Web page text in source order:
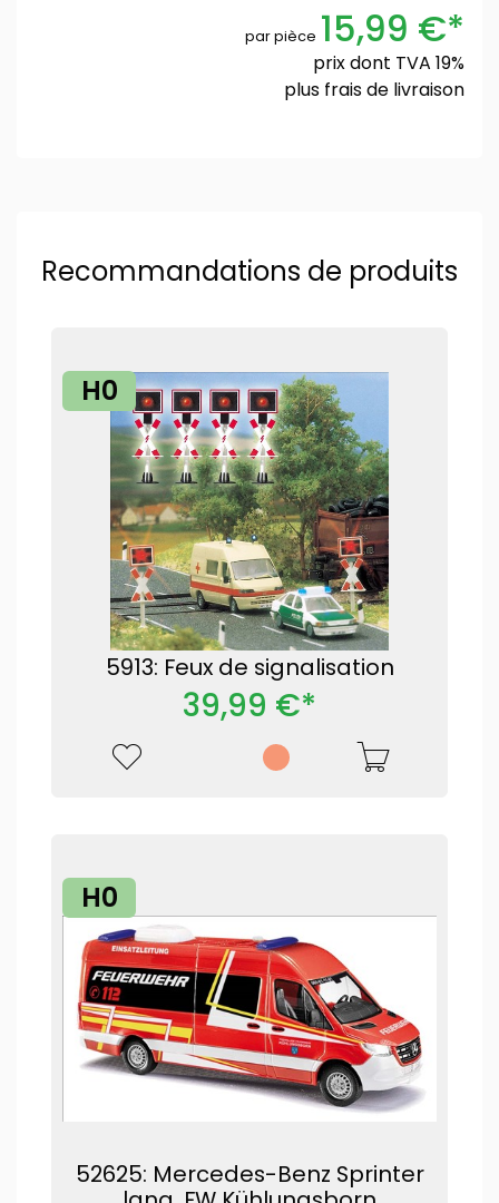
par pièce 15,99 €*
prix dont TVA 19%
plus frais de livraison
Recommandations de produits
H0
5913: Feux de signalisation
39,99 €*
H0
52625: Mercedes-Benz Sprinter